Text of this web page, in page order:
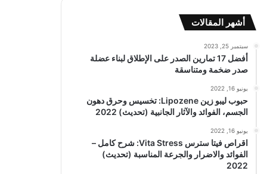
أشهر المقالات
سبتمبر 25, 2023
أفضل 17 تمارين الصدر على الإطلاق لبناء عضلة
صدر ضخمة ومتناسقة
يونيو 16, 2022
حبوب ليبو زين Lipozene: تخسيس وحرق دهون
الجسم، الفوائد والآثار الجانبية (تحديث) 2022
يونيو 16, 2022
اقراص فيتا سترس Vita Stress: شرح كامل –
الفوائد والاضرار والجرعة المناسبة (تحديث)
2022